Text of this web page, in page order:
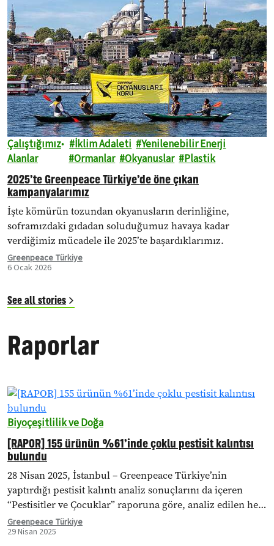
Çalıştığımız
Alanlar
İklim Adaleti
Yenilenebilir Enerji
Ormanlar
Okyanuslar Plastik
2025’te Greenpeace Türkiye’de öne çıkan
kampanyalarımız
İşte kömürün tozundan okyanusların derinliğine,
soframızdaki gıdadan soluduğumuz havaya kadar
verdiğimiz mücadele ile 2025’te başardıklarımız.
Greenpeace Türkiye
6 Ocak 2026
See all stories
Raporlar
Biyoçeşitlilik ve Doğa
[RAPOR] 155 ürünün %61’inde çoklu pestisit kalıntısı
bulundu
28 Nisan 2025, İstanbul – Greenpeace Türkiye’nin
yaptırdığı pestisit kalıntı analiz sonuçlarını da içeren
“Pestisitler ve Çocuklar” raporuna göre, analiz edilen her
3 gıdadan 1’inde mevzuata uygunsuzluk tespit edildi.
Araştırmada…
Greenpeace Türkiye
29 Nisan 2025